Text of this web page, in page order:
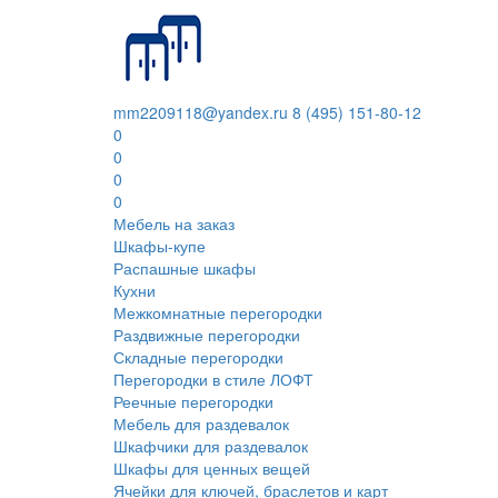
mm2209118@yandex.ru 8 (495) 151-80-12
0
0
0
0
Мебель на заказ
Шкафы-купе
Распашные шкафы
Кухни
Межкомнатные перегородки
Раздвижные перегородки
Складные перегородки
Перегородки в стиле ЛОФТ
Реечные перегородки
Мебель для раздевалок
Шкафчики для раздевалок
Шкафы для ценных вещей
Ячейки для ключей, браслетов и карт